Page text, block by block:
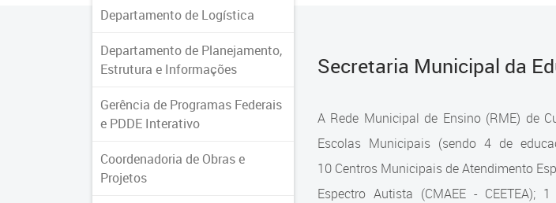
Departamento de Logística
Departamento de Planejamento,
Estrutura e Informações
Gerência de Programas Federais
e PDDE Interativo
Coordenadoria de Obras e
Projetos
Secretaria Municipal da
A Rede Municipal de Ensino (RME) de
Escolas Municipais (sendo 4 de
10 Centros Municipais de Atendimento
Espectro Autista (CMAEE - CEETEA);